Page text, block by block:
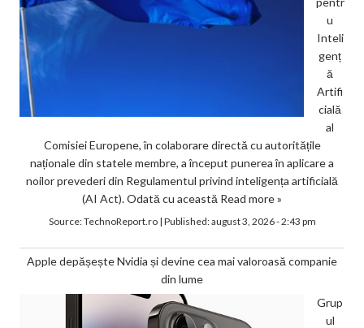
u
Inteli
genț
ă
Artifi
cială
al
Comisiei Europene, în colaborare directă cu autoritățile
naționale din statele membre, a început punerea în aplicare a
noilor prevederi din Regulamentul privind inteligența artificială
(AI Act). Odată cu această Read more »
Source:TechnoReport.ro| Published:august 3, 2026 - 2:43 pm
Apple depășește Nvidia și devine cea mai valoroasă companie
din lume
Grup
ul